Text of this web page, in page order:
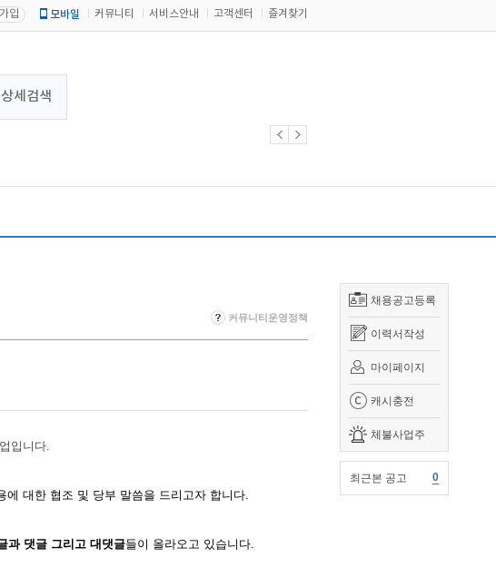
입 모바일 커뮤니티 서비스안내 고객센터 즐겨찾기
상세검색
채용공고등록
이력서작성
마이페이지
캐시충전
체불사업주
최근본 공고 0
커뮤니티운영정책
입니다.
대한 협조 및 당부 말씀을 드리고자 합니다.
과 댓글 그리고 대댓글들이 올라오고 있습니다.